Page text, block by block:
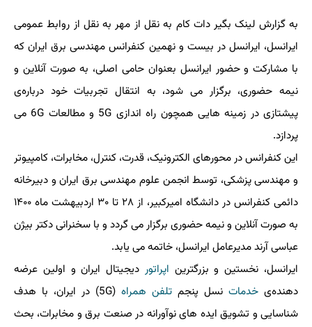
به گزارش لینک بگیر دات کام به نقل از مهر به نقل از روابط عمومی
ایرانسل، ایرانسل در بیست و نهمین کنفرانس مهندسی برق ایران که
با مشارکت و حضور ایرانسل بعنوان حامی اصلی، به صورت آنلاین و
نیمه حضوری، برگزار می شود، به انتقال تجربیات خود درباره‌ی
پیشتازی در زمینه هایی همچون راه اندازی 5G و مطالعات 6G می
پردازد.
این کنفرانس در محورهای الکترونیک، قدرت، کنترل، مخابرات، کامپیوتر
و مهندسی پزشکی، توسط انجمن علوم مهندسی برق ایران و دبیرخانه
دائمی کنفرانس در دانشگاه امیرکبیر، از ۲۸ تا ۳۰ اردبیهشت ماه ۱۴۰۰
به صورت آنلاین و نیمه حضوری برگزار می گردد و با سخنرانی دکتر بیژن
عباسی آرند مدیرعامل ایرانسل، خاتمه می یابد.
ایرانسل، نخستین و بزرگترین اپراتور دیجیتال ایران و اولین عرضه
دهنده‌ی خدمات نسل پنجم تلفن همراه
(5G) در ایران، با هدف
شناسایی و تشویق ایده های نوآورانه در صنعت برق و مخابرات، بحث